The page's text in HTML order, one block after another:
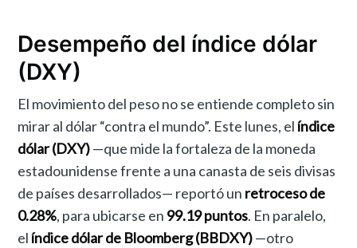
Desempeño del índice dólar
(DXY)
El movimiento del peso no se entiende completo sin
mirar al dólar “contra el mundo”. Este lunes, elíndice
dólar (DXY)—que mide la fortaleza de la moneda
estadounidense frente a una canasta de seis divisas
de países desarrollados— reportó un retroceso de
0.28%, para ubicarse en 99.19 puntos. En paralelo,
elíndice dólar de Bloomberg (BBDXY)—otro